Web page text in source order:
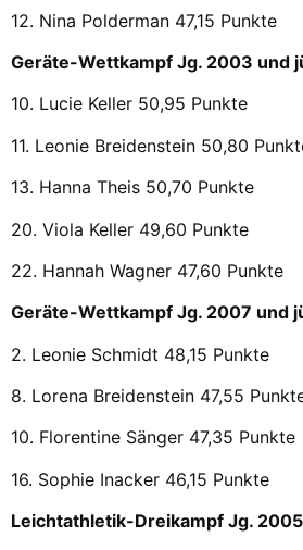
12. Nina Polderman 47,15 Punkte
Geräte-Wettkampf Jg. 2003 und
10. Lucie Keller 50,95 Punkte
11. Leonie Breidenstein 50,80
13. Hanna Theis 50,70 Punkte
20. Viola Keller 49,60 Punkte
22. Hannah Wagner 47,60 Punkte
Geräte-Wettkampf Jg. 2007 und
2. Leonie Schmidt 48,15 Punkte
8. Lorena Breidenstein 47,55
10. Florentine Sänger 47,35 Punkte
16. Sophie Inacker 46,15 Punkte
Leichtathletik-Dreikampf Jg.